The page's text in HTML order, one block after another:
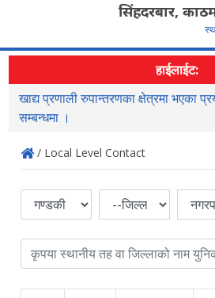
सिंहदरबार,
हाईलाईट:
खाद्य प्रणाली रुपान्तरणका क्षेत्रमा भएका
सम्बन्धमा ।
/ Local Level Contact